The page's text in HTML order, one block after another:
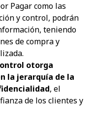
Pagar como las
y control, podrán
teniendo
de compra y
otorga
la jerarquía de la
, el
de los clientes y